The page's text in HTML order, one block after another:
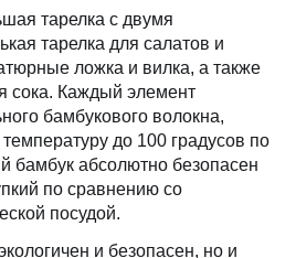
тарелка с двумя
тарелка для салатов и
ложка и вилка, а также
сока. Каждый элемент
бамбукового волокна,
до 100 градусов по
бамбук абсолютно безопасен
по сравнению со
посудой.
и безопасен, но и